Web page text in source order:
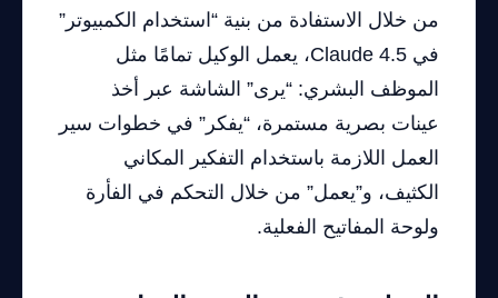
من خلال الاستفادة من بنية “استخدام الكمبيوتر”
في Claude 4.5، يعمل الوكيل تمامًا مثل
الموظف البشري: “يرى” الشاشة عبر أخذ
عينات بصرية مستمرة، “يفكر” في خطوات سير
العمل اللازمة باستخدام التفكير المكاني
الكثيف، و”يعمل” من خلال التحكم في الفأرة
ولوحة المفاتيح الفعلية.